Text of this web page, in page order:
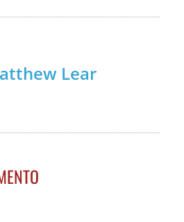
Lear